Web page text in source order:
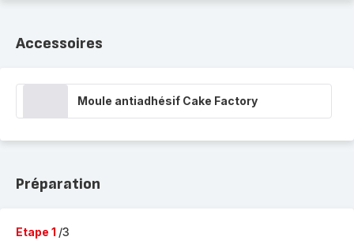
Accessoires
Moule antiadhésif Cake Factory
Préparation
Etape 1 /3